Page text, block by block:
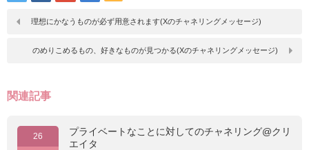
理想にかなうものが必ず用意されます(Xのチャネリングメッセージ)
のめりこめるもの、好きなものが見つかる(Xのチャネリングメッセージ)
関連記事
26
プライベートなことに対してのチャネリング@クリ
エイタ